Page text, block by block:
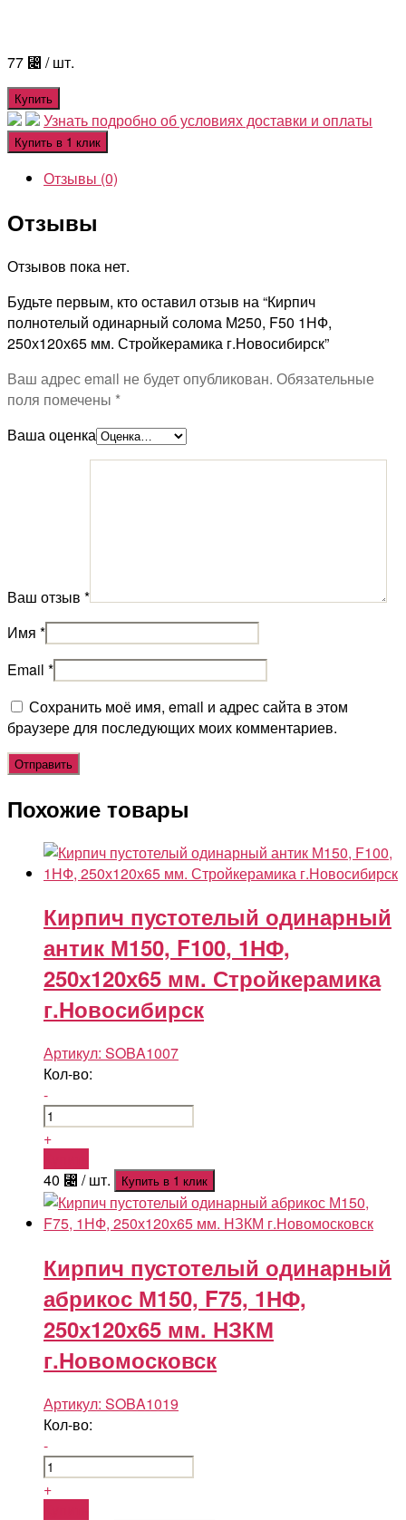
77 ⃄ / шт.
Купить
Узнать подробно об условиях доставки и оплаты
Купить в 1 клик
Отзывы (0)
Отзывы
Отзывов пока нет.
Будьте первым, кто оставил отзыв на “Кирпич
полнотелый одинарный солома М250, F50 1НФ,
250х120х65 мм. Стройкерамика г.Новосибирск”
Ваш адрес email не будет опубликован. Обязательные
поля помечены *
Ваша оценка
Ваш отзыв *
Имя *
Email *
Сохранить моё имя, email и адрес сайта в этом
браузере для последующих моих комментариев.
Похожие товары
Кирпич пустотелый одинарный
антик М150, F100, 1НФ,
250х120х65 мм. Стройкерамика
г.Новосибирск
Артикул: SOBA1007
Кол-во:
-
+
40 ⃄ / шт. Купить в 1 клик
Кирпич пустотелый одинарный
абрикос М150, F75, 1НФ,
250х120х65 мм. НЗКМ
г.Новомосковск
Артикул: SOBA1019
Кол-во:
-
+